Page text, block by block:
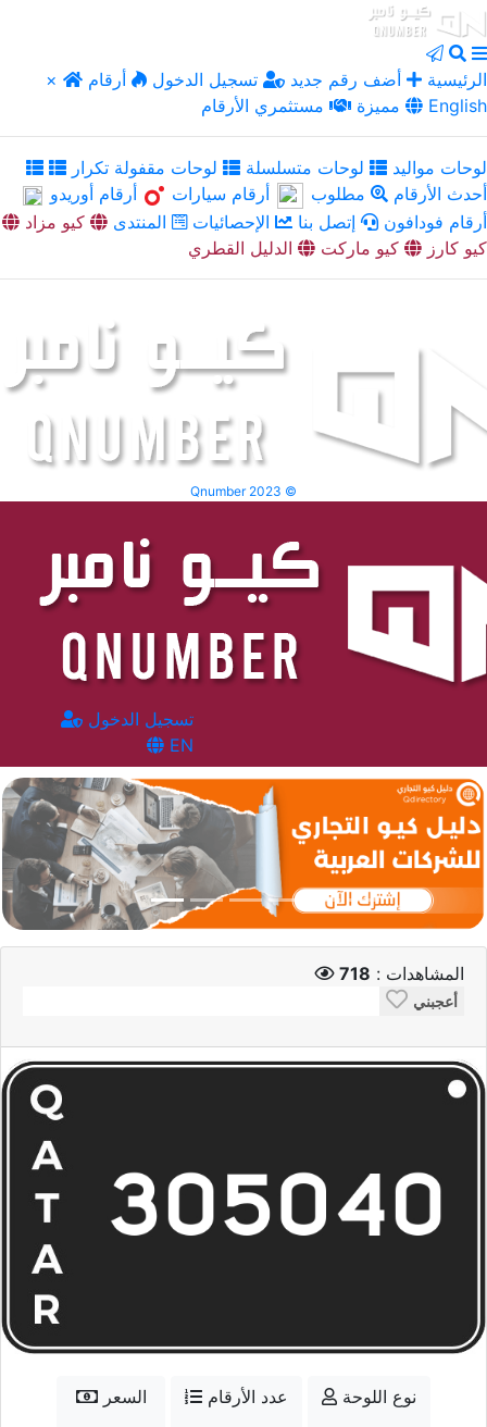
× الرئيسية أضف رقم جديد تسجيل الدخول
أرقام
مميزة
مستثمري الأرقام English
لوحات مواليد لوحات متسلسلة
لوحات مقفولة تكرار
أحدث الأرقام
مطلوب أرقام سيارات
أرقام أوريدو
أرقام فودافون
إتصل بنا الإحصائيات المنتدى
كيو مزاد
كيو كارز
كيو ماركت الدليل القطري
Qnumber 2023 ©
تسجيل الدخول
EN
المشاهدات : 718
أعجبني
السعر
عدد الأرقام
نوع اللوحة